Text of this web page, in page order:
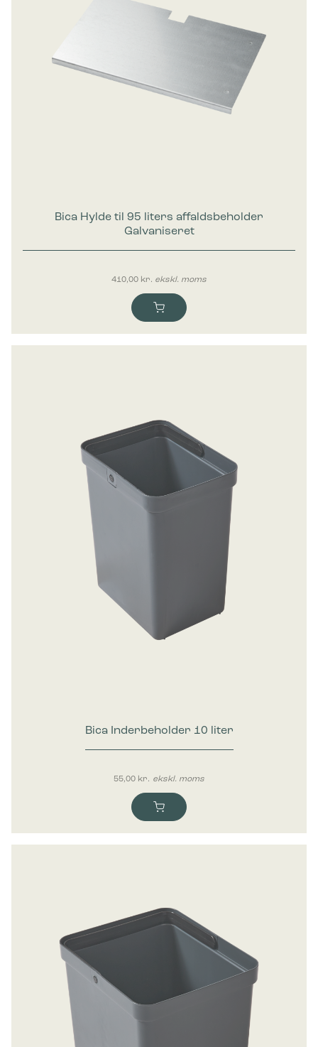
Bica Hylde til 95 liters affaldsbeholder
Galvaniseret
410,00 kr. ekskl. moms
Bica Inderbeholder 10 liter
55,00 kr. ekskl. moms